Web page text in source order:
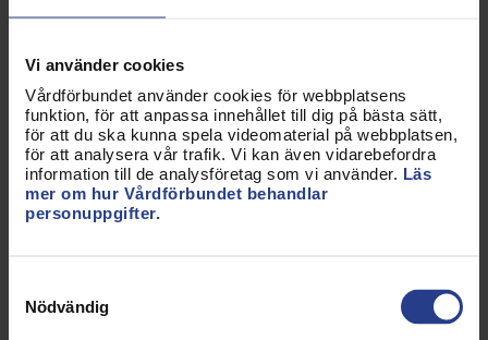
Vi använder cookies
Vårdförbundet använder cookies för webbplatsens
funktion, för att anpassa innehållet till dig på bästa sätt,
för att du ska kunna spela videomaterial på webbplatsen,
för att analysera vår trafik. Vi kan även vidarebefordra
information till de analysföretag som vi använder. Läs
mer om hur Vårdförbundet behandlar
personuppgifter.
Nödvändig
I betänkandet anges att oseriösa aktörer riskerar
att föra ut medel från välfärden genom bedrägerier
eller andra former av kriminalitet (s. 321). Några
fakta till stöd för detta påstående redovisas inte.
På s. 419 anges att det är nödvändigt att en
tillsynsmyndighet ges möjlighet att kontrollera
handlar om anges inte i betänkandet. I avsnittet om
ägar- och ledningsprövning anförs att